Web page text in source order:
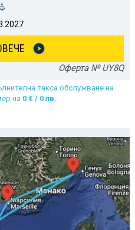
Оферта № UY8Q
такса обслужване на
на 0 € / 0 лв.